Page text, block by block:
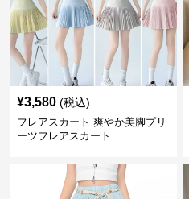
¥3,580 (税込)
フレアスカート 爽やか美脚プリ
ーツフレアスカート